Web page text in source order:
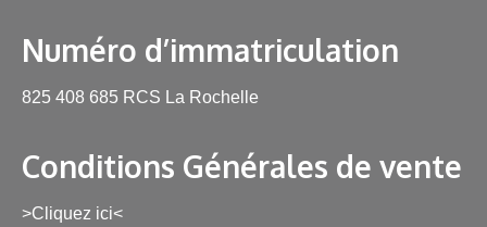
Numéro d’immatriculation
825 408 685 RCS La Rochelle
Conditions Générales de vente
>Cliquez ici<